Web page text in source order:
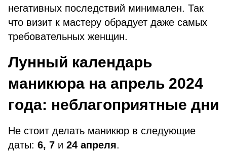
негативных последствий минимален. Так
что визит к мастеру обрадует даже самых
требовательных женщин.
Лунный календарь
маникюра на апрель 2024
года: неблагоприятные дни
Не стоит делать маникюр в следующие
даты: 6, 7 и 24 апреля.